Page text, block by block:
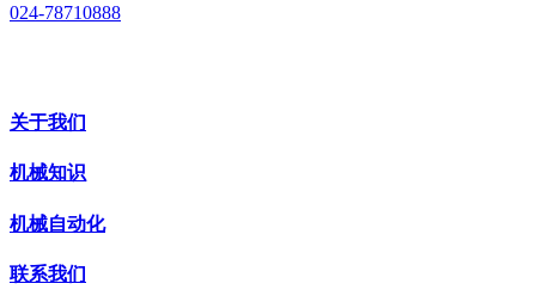
024-78710888
关于我们
机械知识
机械自动化
联系我们